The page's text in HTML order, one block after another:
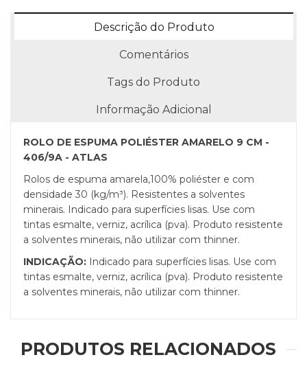
Descrição do Produto
Comentários
Tags do Produto
Informação Adicional
ROLO DE ESPUMA POLIÉSTER AMARELO 9 CM -
406/9A - ATLAS
Rolos de espuma amarela,100% poliéster e com
densidade 30 (kg/m³). Resistentes a solventes
minerais. Indicado para superfícies lisas. Use com
tintas esmalte, verniz, acrílica (pva). Produto resistente
a solventes minerais, não utilizar com thinner.
INDICAÇÃO: Indicado para superfícies lisas. Use com
tintas esmalte, verniz, acrílica (pva). Produto resistente
a solventes minerais, não utilizar com thinner.
PRODUTOS RELACIONADOS